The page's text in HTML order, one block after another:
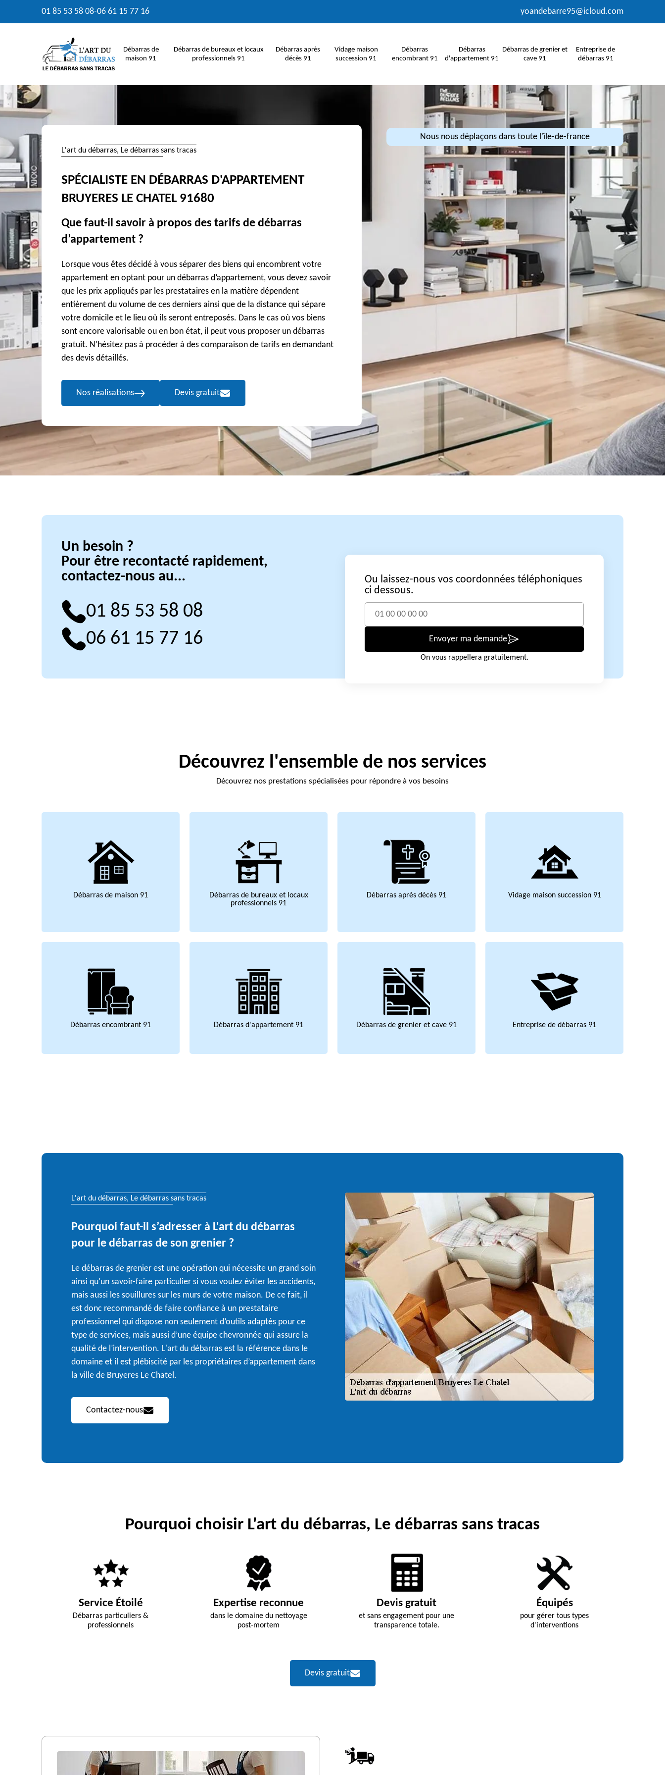
01 85 53 58 08-06 61 15 77 16 yoandebarre95@icloud.com
Débarras de
maison 91
Débarras de bureaux et locaux
professionnels 91
Débarras après
décès 91
Vidage maison
succession 91
Débarras
encombrant 91
Débarras
d'appartement 91
Débarras de grenier et
cave 91
Entreprise de
débarras 91
L'art du débarras, Le débarras sans tracas
SPÉCIALISTE EN DÉBARRAS D'APPARTEMENT
BRUYERES LE CHATEL 91680
Que faut-il savoir à propos des tarifs de débarras
d’appartement ?
Lorsque vous êtes décidé à vous séparer des biens qui encombrent votre
appartement en optant pour un débarras d’appartement, vous devez savoir
que les prix appliqués par les prestataires en la matière dépendent
entièrement du volume de ces derniers ainsi que de la distance qui sépare
votre domicile et le lieu où ils seront entreposés. Dans le cas où vos biens
sont encore valorisable ou en bon état, il peut vous proposer un débarras
gratuit. N’hésitez pas à procéder à des comparaison de tarifs en demandant
des devis détaillés.
Nos réalisations Devis gratuit
Nous nous déplaçons dans toute l'île-de-france
Un besoin ?
Pour être recontacté rapidement,
contactez-nous au...
01 85 53 58 08
06 61 15 77 16
Ou laissez-nous vos coordonnées téléphoniques
ci dessous.
Envoyer ma demande
On vous rappellera gratuitement.
Découvrez l'ensemble de nos services
Découvrez nos prestations spécialisées pour répondre à vos besoins
Débarras de maison 91
Débarras de bureaux et locaux
professionnels 91
Débarras après décès 91 Vidage maison succession 91
Débarras encombrant 91 Débarras d'appartement 91 Débarras de grenier et cave 91 Entreprise de débarras 91
L'art du débarras, Le débarras sans tracas
Pourquoi faut-il s’adresser à L'art du débarras
pour le débarras de son grenier ?
Le débarras de grenier est une opération qui nécessite un grand soin
ainsi qu’un savoir-faire particulier si vous voulez éviter les accidents,
mais aussi les souillures sur les murs de votre maison. De ce fait, il
est donc recommandé de faire confiance à un prestataire
professionnel qui dispose non seulement d’outils adaptés pour ce
type de services, mais aussi d’une équipe chevronnée qui assure la
qualité de l’intervention. L'art du débarras est la référence dans le
domaine et il est plébiscité par les propriétaires d’appartement dans
la ville de Bruyeres Le Chatel.
Contactez-nous
Pourquoi choisir L'art du débarras, Le débarras sans tracas
Service Étoilé
Débarras particuliers &
professionnels
Expertise reconnue
dans le domaine du nettoyage
post-mortem
Devis gratuit
et sans engagement pour une
transparence totale.
Équipés
pour gérer tous types
d'interventions
Devis gratuit